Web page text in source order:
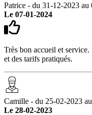
Patrice - du 31-12-2023 au
Le 07-01-2024
Très bon accueil et
et des tarifs pratiqués.
Camille - du 25-02-2023
Le 28-02-2023